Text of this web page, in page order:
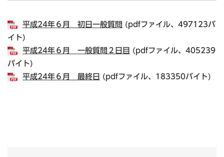
平成24年６月 初日一般質問 (pdfファイル、497123バ
イト)
平成24年６月 一般質問２日目 (pdfファイル、405239
バイト)
平成24年６月 最終日 (pdfファイル、183350バイト)